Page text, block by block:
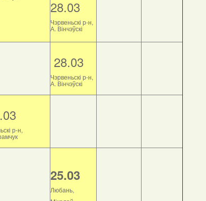
28.03
Чэрвеньскі р-н,
А. Вінчэўскі
28.03
Чэрвеньскі р-н,
А. Вінчэўскі
р-н,
25.03
Любань,